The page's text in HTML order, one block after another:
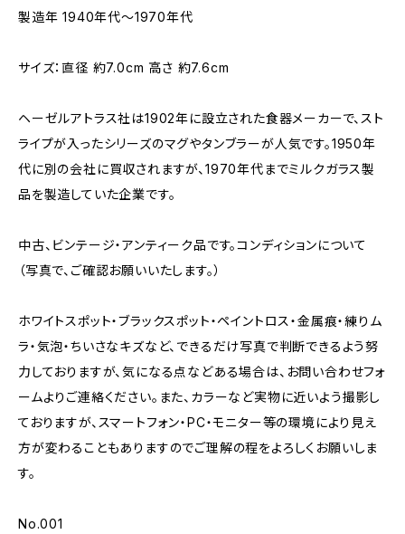
製造年 1940年代～1970年代
サイズ：直径 約7.0cm 高さ 約7.6cm
ヘーゼルアトラス社は1902年に設立された食器メーカーで、スト
ライプが入ったシリーズのマグやタンブラーが人気です。1950年
代に別の会社に買収されますが、1970年代までミルクガラス製
品を製造していた企業です。
中古、ビンテージ・アンティーク品です。コンディションについて
（写真で、ご確認お願いいたします。）
ホワイトスポット・ブラックスポット・ペイントロス・金属痕・練りム
ラ・気泡・ちいさなキズなど、できるだけ写真で判断できるよう努
力しておりますが、気になる点などある場合は、お問い合わせフォ
ームよりご連絡ください。また、カラーなど実物に近いよう撮影し
ておりますが、スマートフォン・PC・モニター等の環境により見え
方が変わることもありますのでご理解の程をよろしくお願いしま
す。
No.001